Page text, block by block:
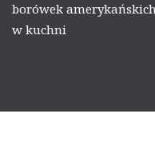
borówek
w kuchni